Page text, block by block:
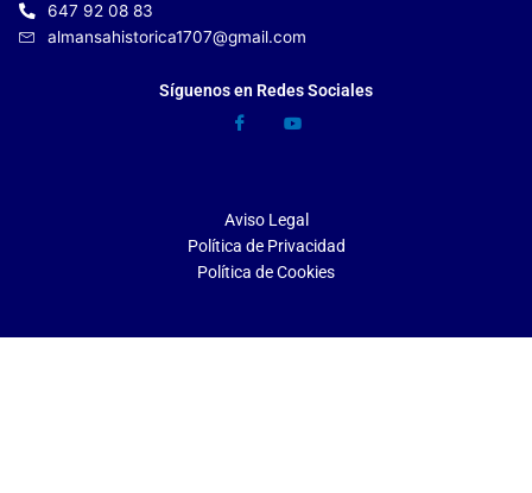
647 92 08 83
almansahistorica1707@gmail.com
Síguenos en Redes Sociales
Aviso Legal
Política de Privacidad
Política de Cookies